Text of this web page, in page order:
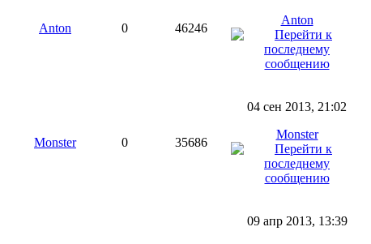
Anton 0 46246
Anton
Monster 0 35686
04 сен 2013, 21:02
Monster
09 апр 2013, 13:39